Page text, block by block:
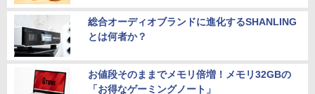
総合オーディオブランドに進化するSHANLING
とは何者か？
お値段そのままでメモリ倍増！メモリ32GBの
「お得なゲーミングノート」